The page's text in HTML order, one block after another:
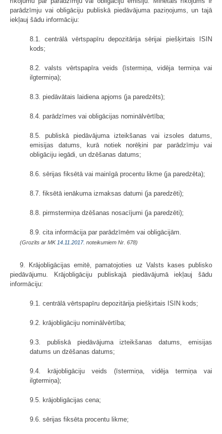
parādzīmju vai obligāciju publiskā piedāvājuma paziņojums, un tajā
iekļauj šādu informāciju:
8.1. centrālā vērtspapīru depozitārija sērijai piešķirtais ISIN
kods;
8.2. valsts vērtspapīra veids (īstermiņa, vidēja termiņa vai
ilgtermiņa);
8.3. piedāvātais laidiena apjoms (ja paredzēts);
8.4. parādzīmes vai obligācijas nominālvērtība;
8.5. publiskā piedāvājuma izteikšanas vai izsoles datums,
emisijas datums, kurā notiek norēķini par parādzīmju vai
obligāciju iegādi, un dzēšanas datums;
8.6. sērijas fiksētā vai mainīgā procentu likme (ja paredzēta);
8.7. fiksētā ienākuma izmaksas datumi (ja paredzēti);
8.8. pirmstermiņa dzēšanas nosacījumi (ja paredzēti);
8.9. cita informācija par parādzīmēm vai obligācijām.
(Grozīts ar MK 14.11.2017. noteikumiem Nr. 678)
9. Krājobligācijas emitē, pamatojoties uz Valsts kases publisko
piedāvājumu. Krājobligāciju publiskajā piedāvājumā iekļauj šādu
informāciju:
9.1. centrālā vērtspapīru depozitārija piešķirtais ISIN kods;
9.2. krājobligāciju nominālvērtība;
9.3. publiskā piedāvājuma izteikšanas datums, emisijas
datums un dzēšanas datums;
9.4. krājobligāciju veids (īstermiņa, vidēja termiņa vai
ilgtermiņa);
9.5. krājobligācijas cena;
9.6. sērijas fiksēta procentu likme;